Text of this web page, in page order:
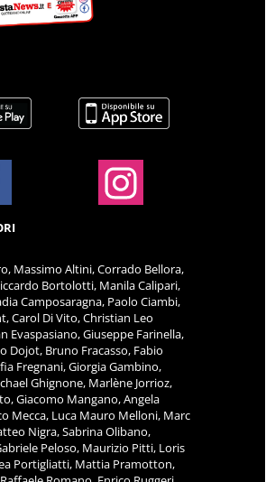
Massimo Altini, Corrado Bellora,
Bortolotti, Manila Calipari,
Camposaragna, Paolo Ciambi,
Carol Di Vito, Christian Leo
Evaspasiano, Giuseppe Farinella,
Dojot, Bruno Fracasso, Fabio
Fregnani, Giorgia Gambino,
Ghignone, Marlène Jorrioz,
Giacomo Mangano, Angela
Mecca, Luca Mauro Melloni, Marc
Nigra, Sabrina Olibano,
Peloso, Maurizio Pitti, Loris
Portigliatti, Mattia Pramotton,